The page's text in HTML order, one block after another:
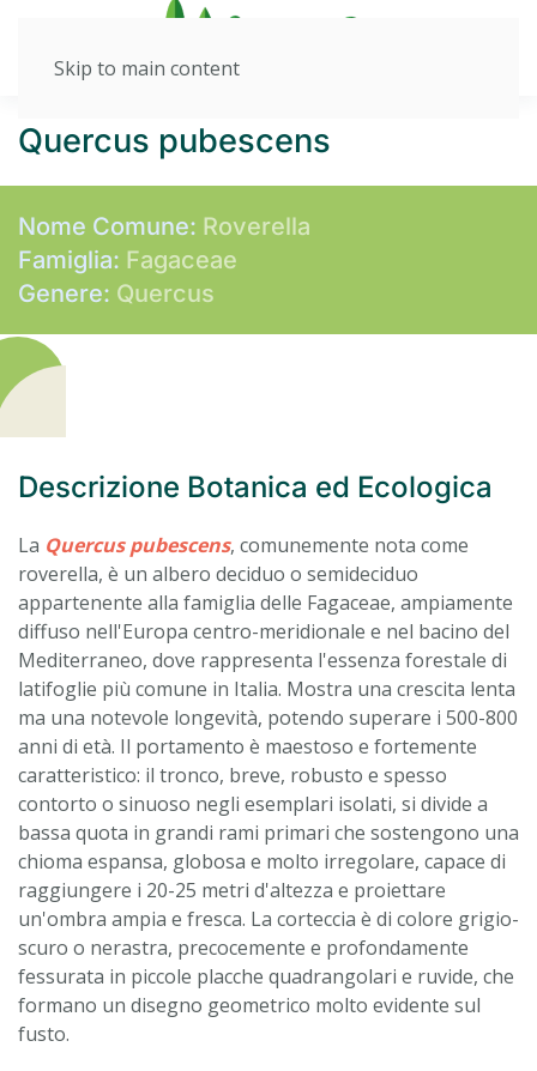
Skip to main content
Quercus pubescens
Nome Comune: Roverella
Famiglia: Fagaceae
Genere: Quercus
Descrizione Botanica ed Ecologica
La Quercus pubescens, comunemente nota come
roverella, è un albero deciduo o semideciduo
appartenente alla famiglia delle Fagaceae, ampiamente
diffuso nell'Europa centro-meridionale e nel bacino del
Mediterraneo, dove rappresenta l'essenza forestale di
latifoglie più comune in Italia. Mostra una crescita lenta
ma una notevole longevità, potendo superare i 500-800
anni di età. Il portamento è maestoso e fortemente
caratteristico: il tronco, breve, robusto e spesso
contorto o sinuoso negli esemplari isolati, si divide a
bassa quota in grandi rami primari che sostengono una
chioma espansa, globosa e molto irregolare, capace di
raggiungere i 20-25 metri d'altezza e proiettare
un'ombra ampia e fresca. La corteccia è di colore grigio-
scuro o nerastra, precocemente e profondamente
fessurata in piccole placche quadrangolari e ruvide, che
formano un disegno geometrico molto evidente sul
fusto.